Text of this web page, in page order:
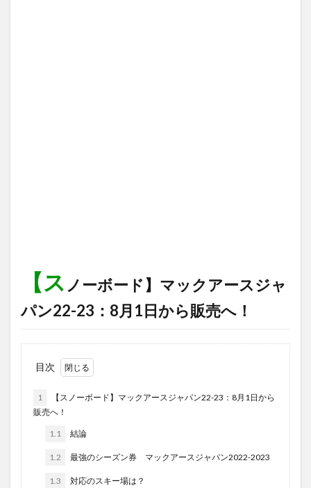
【ス ノーボード】マックアースジャ
パン22-23：8月1日から販売へ！
目次
1
【スノーボード】マックアースジャパン22-23：8月1日から
販売へ！
1.1 結論
1.2 最強のシーズン券 マックアースジャパン2022-2023
1.3 対応のスキー場は？